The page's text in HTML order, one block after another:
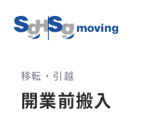
移転・引越
開業前搬入